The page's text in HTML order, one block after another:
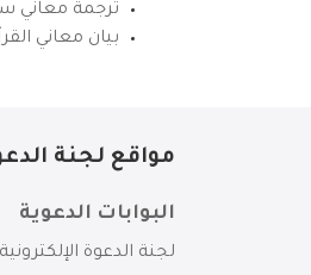
ترجمة معاني
بيان معاني
مواقع لجنة
البوابات الدعوية
لجنة الدعوة الإلكترونية